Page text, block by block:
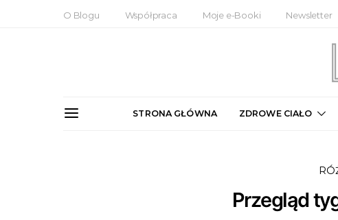
O Blogu Współpraca Moje e-Booki Newsletter
STRONA GŁÓWNA ZDROWE CIAŁO
Przegląd